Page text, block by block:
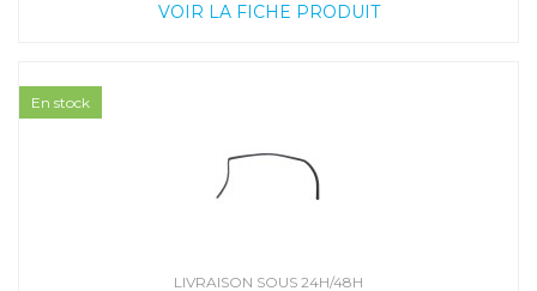
VOIR LA FICHE PRODUIT
LIVRAISON SOUS 24H/48H
En stock